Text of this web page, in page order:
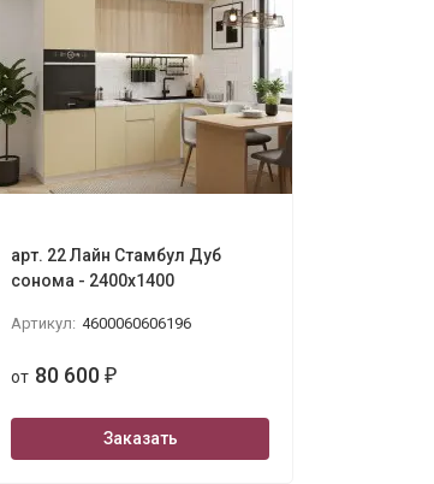
арт. 22 Лайн Стамбул Дуб
сонома - 2400х1400
Артикул: 4600060606196
от 80 600 ₽
Заказать